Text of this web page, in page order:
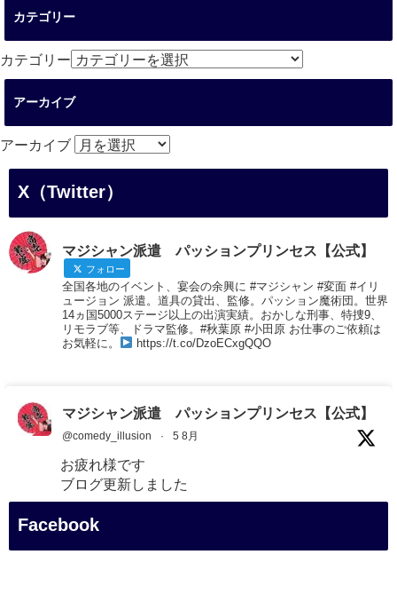
カテゴリー
カテゴリー
アーカイブ
アーカイブ
X（Twitter）
マジシャン派遣 パッションプリンセス【公式】
フォロー
全国各地のイベント、宴会の余興に #マジシャン #変面 #イリ
ュージョン 派遣。道具の貸出、監修。パッション魔術団。世界
14ヵ国5000ステージ以上の出演実績。おかしな刑事、特捜9、
リモラブ等、ドラマ監修。#秋葉原 #小田原 お仕事のご依頼は
お気軽に。
https://t.co/DzoECxgQQO
マジシャン派遣 パッションプリンセス【公式】
@comedy_illusion · 5 8月
お疲れ様です
ブログ更新しました
「マジシャン和歌山旅 白浜町・三段壁展望台」
Facebook